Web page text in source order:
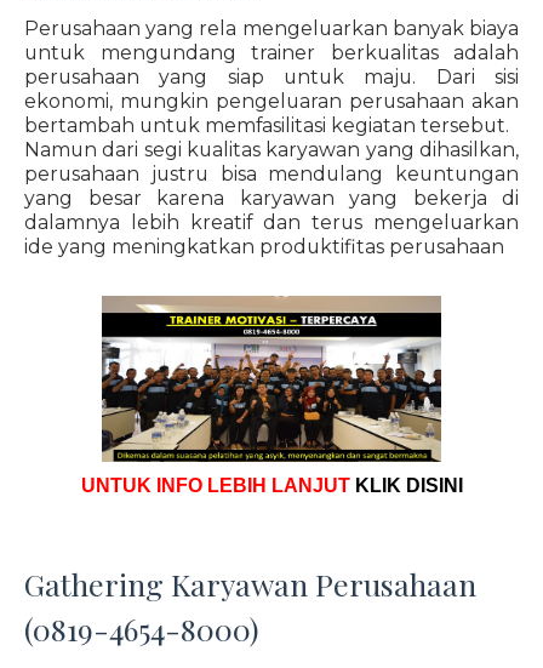
Perusahaan yang rela mengeluarkan banyak biaya
untuk mengundang trainer berkualitas adalah
perusahaan yang siap untuk maju. Dari sisi
ekonomi, mungkin pengeluaran perusahaan akan
bertambah untuk memfasilitasi kegiatan tersebut.
Namun dari segi kualitas karyawan yang dihasilkan,
perusahaan justru bisa mendulang keuntungan
yang besar karena karyawan yang bekerja di
dalamnya lebih kreatif dan terus mengeluarkan
ide yang meningkatkan produktifitas perusahaan
UNTUK INFO LEBIH LANJUT KLIK DISINI
Gathering Karyawan Perusahaan
(0819-4654-8000)